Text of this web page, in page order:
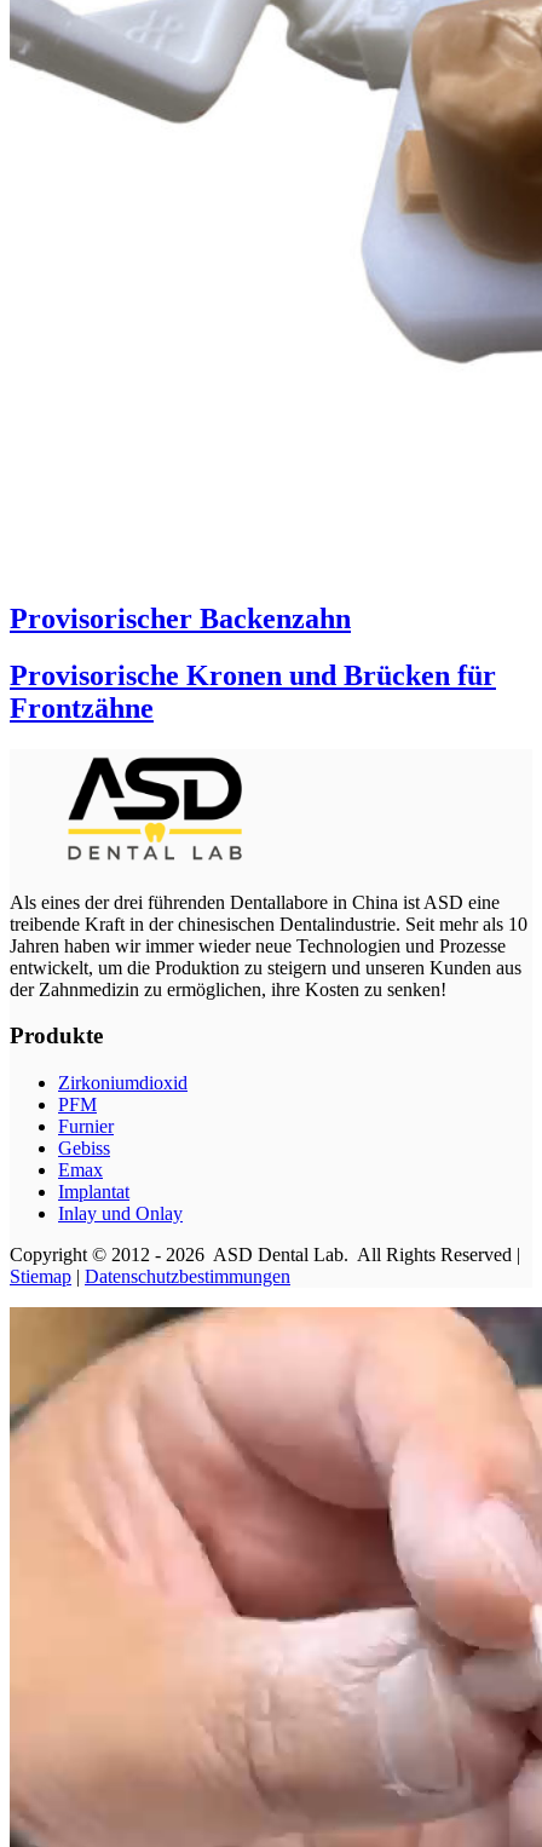
Provisorischer Backenzahn
Provisorische Kronen und Brücken für
Frontzähne
Als eines der drei führenden Dentallabore in China ist ASD eine
treibende Kraft in der chinesischen Dentalindustrie. Seit mehr als 10
Jahren haben wir immer wieder neue Technologien und Prozesse
entwickelt, um die Produktion zu steigern und unseren Kunden aus
der Zahnmedizin zu ermöglichen, ihre Kosten zu senken!
Produkte
Zirkoniumdioxid
PFM
Furnier
Gebiss
Emax
Implantat
Inlay und Onlay
Copyright © 2012 - 2026 ASD Dental Lab. All Rights Reserved |
Stiemap | Datenschutzbestimmungen